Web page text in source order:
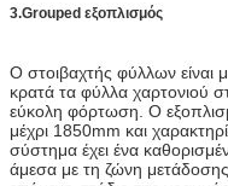
3.Grouped εξοπλισμός
Ο στοιβαχτής φύλλων είναι
κρατά τα φύλλα χαρτονιού
εύκολη φόρτωση. Ο
μέχρι 1850mm και
σύστημα έχει ένα
άμεσα με τη ζώνη